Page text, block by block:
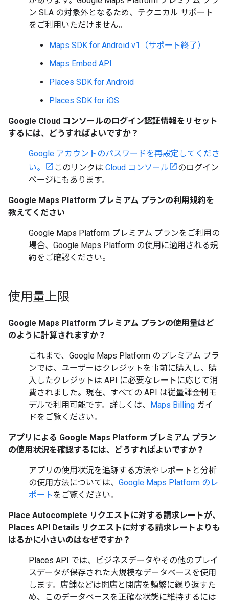
ン SLA の対象外となるため、テクニカル サポート
をご利用いただけません。
Maps SDK for Android v1（サポート終了）
Maps Embed API
Places SDK for Android
Places SDK for iOS
Google Cloud コンソールのログイン認証情報をリセット
するには、どうすればよいですか？
Google アカウントのパスワードを再設定してくださ
い。
このリンクは Cloud コンソール
のログイン
ページにもあります。
Google Maps Platform プレミアム プランの利用規約を
教えてください
Google Maps Platform プレミアム プランをご利用の
場合、Google Maps Platform の使用に適用される規
約をご確認ください。
使用量上限
Google Maps Platform プレミアム プランの使用量はど
のように計算されますか？
これまで、Google Maps Platform のプレミアム プラ
ンでは、ユーザーはクレジットを事前に購入し、購
入したクレジットは API に必要なレートに応じて消
費されました。現在、すべての API は従量課金制モ
デルで利用可能です。詳しくは、 Maps Billing ガイ
ドをご覧ください。
アプリによる Google Maps Platform プレミアム プラン
の使用状況を確認するには、どうすればよいですか？
アプリの使用状況を追跡する方法やレポートと分析
の使用方法については、 Google Maps Platform のレ
ポートをご覧ください。
Place Autocomplete リクエストに対する請求レートが、
Places API Details リクエストに対する請求レートよりも
はるかに小さいのはなぜですか？
Places API では、ビジネスデータやその他のプレイ
スデータが保存された大規模なデータベースを使用
します。店舗などは開店と閉店を頻繁に繰り返すた
め、このデータベースを正確な状態に維持するには